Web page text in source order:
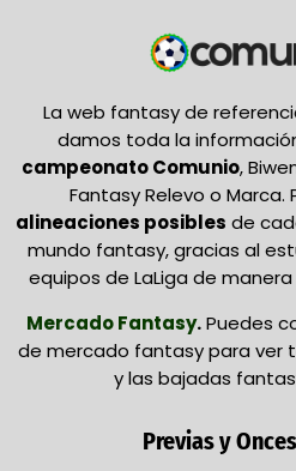
La web fantasy de
damos toda la
campeonato Comunio,
Fantasy Relevo o Marca.
alineaciones posibles de
mundo fantasy, gracias al
equipos de LaLiga de
Mercado Fantasy.Puedes
de mercado fantasy para ver
y las bajadas
Previas y